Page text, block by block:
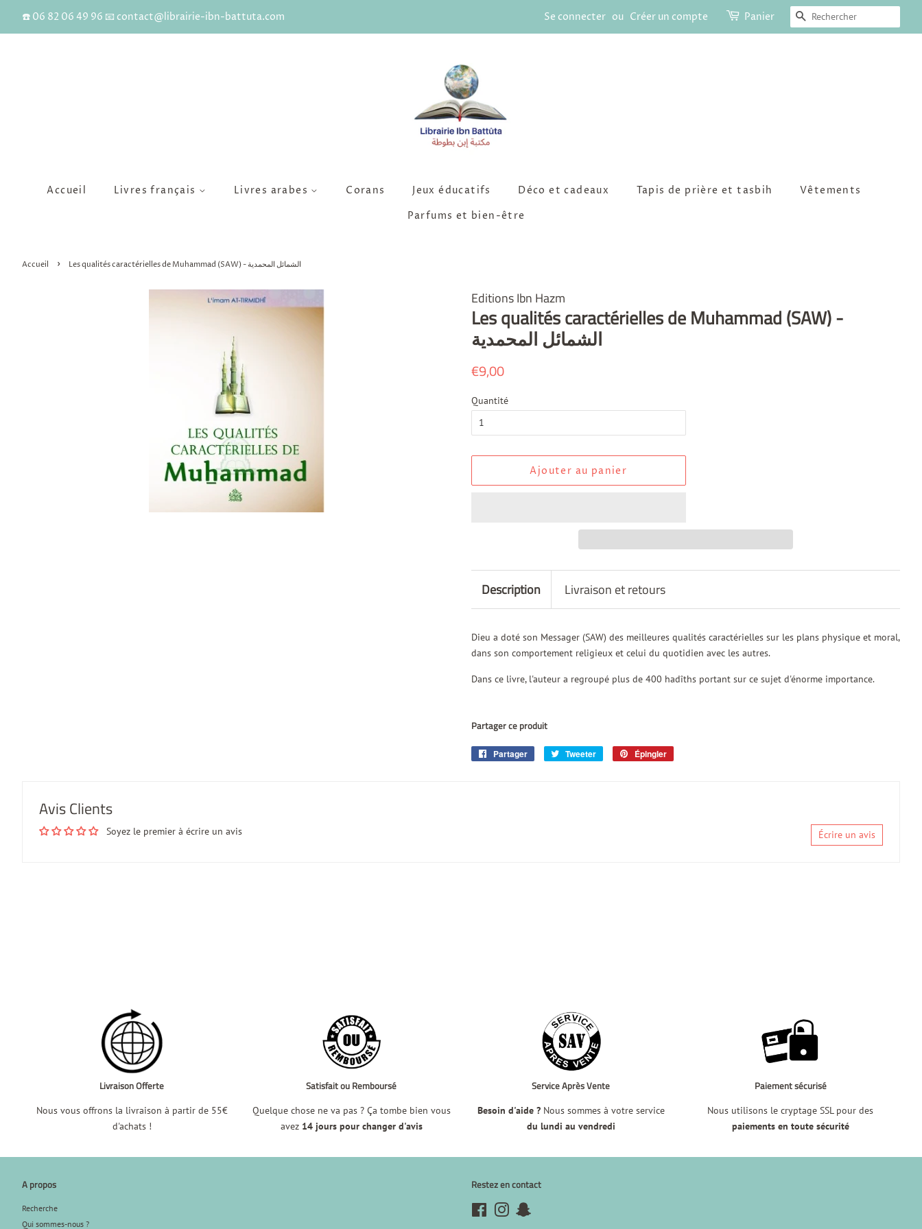
☎️ 06 82 06 49 96 📧 contact@librairie-ibn-battuta.com Se connecter ou Créer un compte Panier Recherche
Accueil Livres français Livres arabes Corans Jeux éducatifs Déco et cadeaux Tapis de prière et tasbih
Vêtements
Parfums et bien-être
Accueil › Les qualités caractérielles de Muhammad (SAW) - الشمائل المحمدية
Editions Ibn Hazm
Les qualités caractérielles de Muhammad (SAW) -
الشمائل المحمدية
Prix
€9,00
Quantité
Ajouter au panier
Description Livraison et retours
Dieu a doté son Messager (SAW) des meilleures qualités caractérielles sur les plans physique et moral,
dans son comportement religieux et celui du quotidien avec les autres.
Dans ce livre, l'auteur a regroupé plus de 400 hadîths portant sur ce sujet d'énorme importance.
Partager ce produit
Partager
PartagerTweeter
Tweeter
Épingler
Avis Clients
Soyez le premier à écrire un avis Écrire un avis
Livraison Offerte
Nous vous offrons la livraison à partir de 55€
d'achats !
Satisfait ou Remboursé
Quelque chose ne va pas ? Ça tombe bien vous
avez 14 jours pour changer d'avis
Service Après Vente
Besoin d'aide ?Nous sommes à votre service
du lundi au vendredi
Paiement sécurisé
Nous utilisons le cryptage SSL pour des
paiements en toute sécurité
A propos
Recherche
Qui sommes-nous ?
Restez en contact
FacebookInstagram